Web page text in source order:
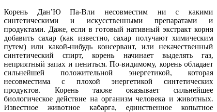
Корень Дан’Ю Па-Вли несовместим ни с какими
синтетическими и искусственными препаратами и
продуктами. Даже, если в готовый нативный экстракт корня
добавить сахар (как известно, сахар получают химическим
путем) или какой-нибудь консервант, или некачественный
синтетический спирт, корень начинает выделять газ,
неприятный запах и пениться. По-видимому, корень обладает
сильнейшей положительной энергетикой, которая
несовместима с плохой энергетикой синтетических
продуктов. Корень также оказывает сильнейшее
биологическое действие на организм человека и животных.
Известное животное кабарга, единственное копытное